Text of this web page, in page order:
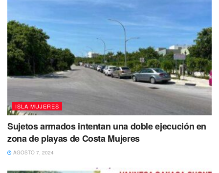
ISLA MUJERES
Sujetos armados intentan una doble ejecución en
zona de playas de Costa Mujeres
AGOSTO 7, 2024